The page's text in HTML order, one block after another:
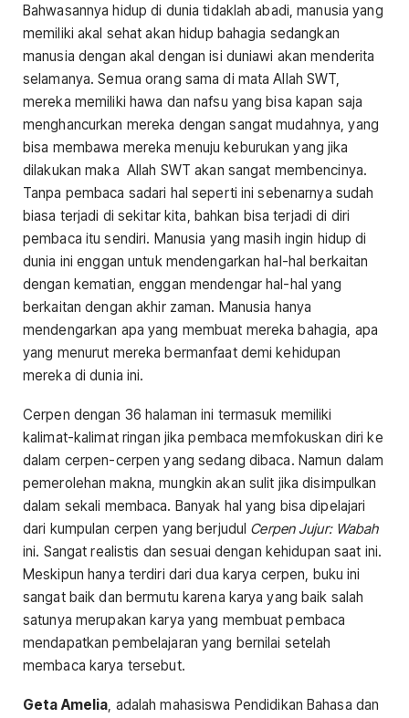
Bahwasannya hidup di dunia tidaklah abadi, manusia yang
memiliki akal sehat akan hidup bahagia sedangkan
manusia dengan akal dengan isi duniawi akan menderita
selamanya. Semua orang sama di mata Allah SWT,
mereka memiliki hawa dan nafsu yang bisa kapan saja
menghancurkan mereka dengan sangat mudahnya, yang
bisa membawa mereka menuju keburukan yang jika
dilakukan maka Allah SWT akan sangat membencinya.
Tanpa pembaca sadari hal seperti ini sebenarnya sudah
biasa terjadi di sekitar kita, bahkan bisa terjadi di diri
pembaca itu sendiri. Manusia yang masih ingin hidup di
dunia ini enggan untuk mendengarkan hal-hal berkaitan
dengan kematian, enggan mendengar hal-hal yang
berkaitan dengan akhir zaman. Manusia hanya
mendengarkan apa yang membuat mereka bahagia, apa
yang menurut mereka bermanfaat demi kehidupan
mereka di dunia ini.
Cerpen dengan 36 halaman ini termasuk memiliki
kalimat-kalimat ringan jika pembaca memfokuskan diri ke
dalam cerpen-cerpen yang sedang dibaca. Namun dalam
pemerolehan makna, mungkin akan sulit jika disimpulkan
dalam sekali membaca. Banyak hal yang bisa dipelajari
dari kumpulan cerpen yang berjudul Cerpen Jujur: Wabah
ini. Sangat realistis dan sesuai dengan kehidupan saat ini.
Meskipun hanya terdiri dari dua karya cerpen, buku ini
sangat baik dan bermutu karena karya yang baik salah
satunya merupakan karya yang membuat pembaca
mendapatkan pembelajaran yang bernilai setelah
membaca karya tersebut.
Geta Amelia, adalah mahasiswa Pendidikan Bahasa dan